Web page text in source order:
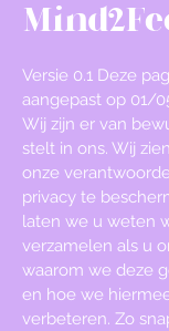
Versie 0.1 Deze
aangepast op 01/
Wij zijn er van
stelt in ons. Wij
onze
privacy te
laten we u weten
verzamelen als u
waarom we deze
en hoe we
verbeteren. Zo